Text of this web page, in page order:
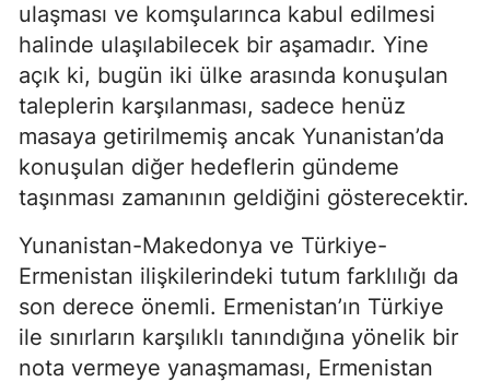
ulaşması ve komşularınca kabul edilmesi
halinde ulaşılabilecek bir aşamadır. Yine
açık ki, bugün iki ülke arasında konuşulan
taleplerin karşılanması, sadece henüz
masaya getirilmemiş ancak Yunanistan’da
konuşulan diğer hedeflerin gündeme
taşınması zamanının geldiğini gösterecektir.
Yunanistan-Makedonya ve Türkiye-
Ermenistan ilişkilerindeki tutum farklılığı da
son derece önemli. Ermenistan’ın Türkiye
ile sınırların karşılıklı tanındığına yönelik bir
nota vermeye yanaşmaması, Ermenistan